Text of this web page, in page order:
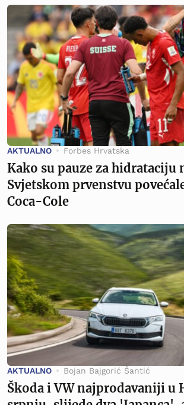
AKTUALNO Forbes Hrvatska
Kako su pauze za hidrataciju
Svjetskom prvenstvu
Coca-Cole
AKTUALNO Bojan Bajgorić Šantić
Škoda i VW najprodavaniji u